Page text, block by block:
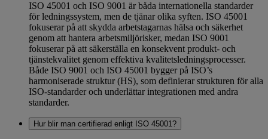
ISO 45001 och ISO 9001 är båda internationella standarder
för ledningssystem, men de tjänar olika syften. ISO 45001
fokuserar på att skydda arbetstagarnas hälsa och säkerhet
genom att hantera arbetsmiljörisker, medan ISO 9001
fokuserar på att säkerställa en konsekvent produkt- och
tjänstekvalitet genom effektiva kvalitetsledningsprocesser.
Både ISO 9001 och ISO 45001 bygger på ISO’s
harmoniserade struktur (HS), som definierar strukturen för alla
ISO-standarder och underlättar integrationen med andra
standarder.
Hur blir man certifierad enligt ISO 45001?